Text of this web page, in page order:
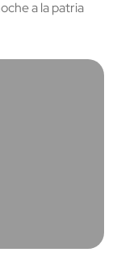
a la patria